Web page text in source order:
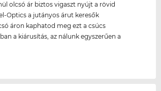
olcsó ár biztos vigaszt nyújt a rövid
Optics a jutányos árut keresők
áron kaphatod meg ezt a csúcs
a kiárusítás, az nálunk egyszerűen a